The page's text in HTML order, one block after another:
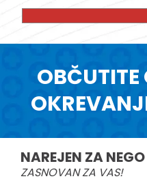
NAREJEN ZA
ZASNOVAN ZA VAS!